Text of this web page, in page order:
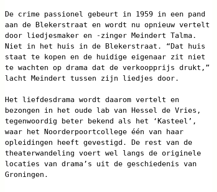
De crime passionel gebeurt in 1959 in een pand
aan de Blekerstraat en wordt nu opnieuw vertelt
door liedjesmaker en -zinger Meindert Talma.
Niet in het huis in de Blekerstraat. “Dat huis
staat te kopen en de huidige eigenaar zit niet
te wachten op drama dat de verkoopprijs drukt,”
lacht Meindert tussen zijn liedjes door.
Het liefdesdrama wordt daarom vertelt en
bezongen in het oude lab van Hessel de Vries,
tegenwoordig beter bekend als het ‘Kasteel’,
waar het Noorderpoortcollege één van haar
opleidingen heeft gevestigd. De rest van de
theaterwandeling voert wel langs de originele
locaties van drama’s uit de geschiedenis van
Groningen.